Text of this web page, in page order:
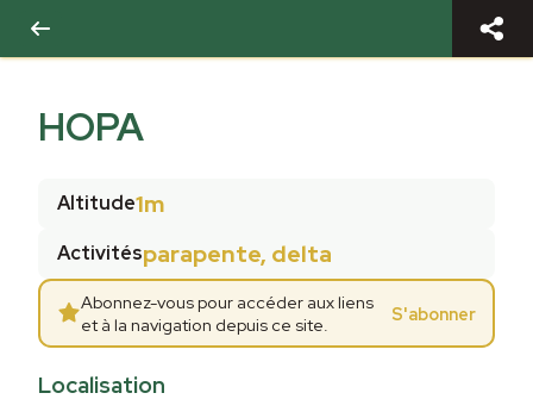
HOPA
Altitude1m
Activitésparapente, delta
Abonnez-vous pour accéder aux liens
et à la navigation depuis ce site.
S'abonner
Localisation